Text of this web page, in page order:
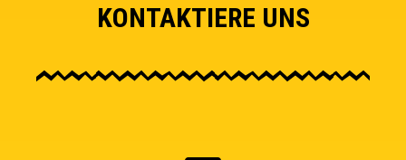
KONTAKTIERE UNS